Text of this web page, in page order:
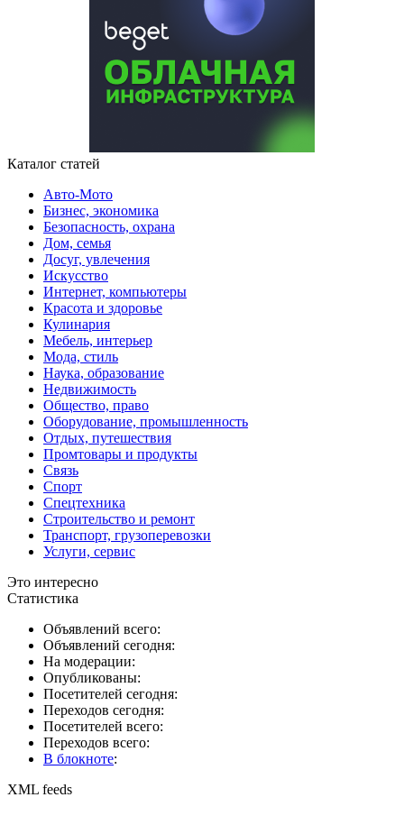
Каталог статей
Авто-Мото
Бизнес, экономика
Безопасность, охрана
Дом, семья
Досуг, увлечения
Искусство
Интернет, компьютеры
Красота и здоровье
Кулинария
Мебель, интерьер
Мода, стиль
Наука, образование
Недвижимость
Общество, право
Оборудование, промышленность
Отдых, путешествия
Промтовары и продукты
Связь
Спорт
Спецтехника
Строительство и ремонт
Транспорт, грузоперевозки
Услуги, сервис
Это интересно
Статистика
Объявлений всего:
Объявлений сегодня:
На модерации:
Опубликованы:
Посетителей сегодня:
Переходов сегодня:
Посетителей всего:
Переходов всего:
В блокноте:
XML feeds